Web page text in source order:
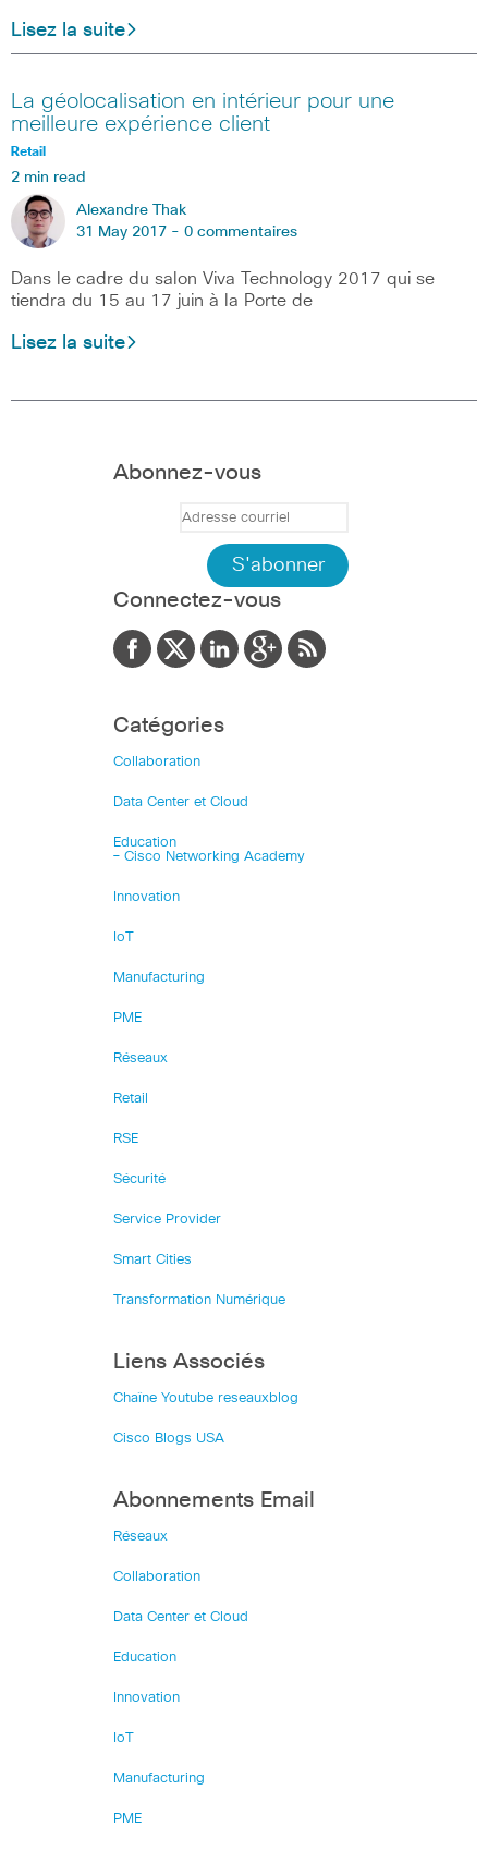
Lisez la suite
La géolocalisation en intérieur pour une
meilleure expérience client
Retail
2 min read
Alexandre Thak
31 May 2017 - 0 commentaires
Dans le cadre du salon Viva Technology 2017 qui se
tiendra du 15 au 17 juin à la Porte de
Lisez la suite
Abonnez-vous
Connectez-vous
Catégories
Collaboration
Data Center et Cloud
Education
– Cisco Networking Academy
Innovation
IoT
Manufacturing
PME
Réseaux
Retail
RSE
Sécurité
Service Provider
Smart Cities
Transformation Numérique
Liens Associés
Chaîne Youtube reseauxblog
Cisco Blogs USA
Abonnements Email
Réseaux
Collaboration
Data Center et Cloud
Education
Innovation
IoT
Manufacturing
PME